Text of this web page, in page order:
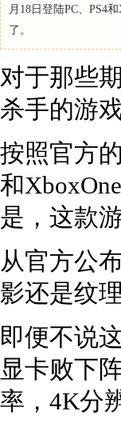
月18日登陆PC、PS4
了。
对于那些
杀手的游
按照官方
和
是，这款
从官方公
影还是纹
即便不说
显卡败下
率，4K分